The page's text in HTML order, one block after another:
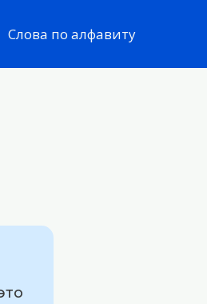
Слова по алфавиту